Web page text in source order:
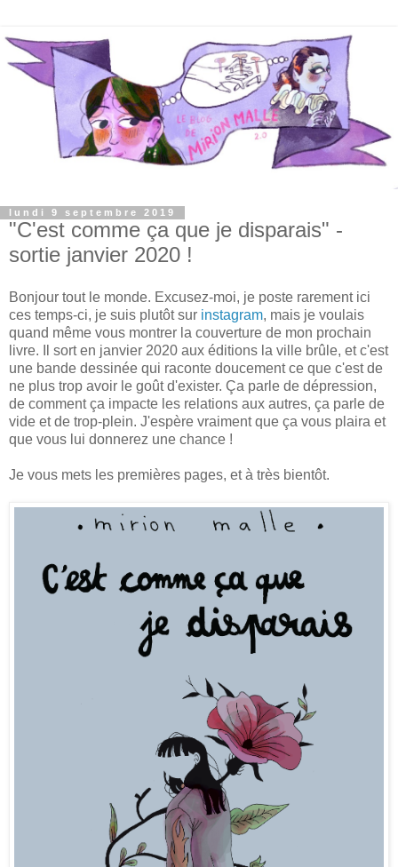
lundi 9 septembre 2019
"C'est comme ça que je disparais" -
sortie janvier 2020 !
Bonjour tout le monde. Excusez-moi, je poste rarement ici
ces temps-ci, je suis plutôt sur instagram, mais je voulais
quand même vous montrer la couverture de mon prochain
livre. Il sort en janvier 2020 aux éditions la ville brûle, et c'est
une bande dessinée qui raconte doucement ce que c'est de
ne plus trop avoir le goût d'exister. Ça parle de dépression,
de comment ça impacte les relations aux autres, ça parle de
vide et de trop-plein. J'espère vraiment que ça vous plaira et
que vous lui donnerez une chance !
Je vous mets les premières pages, et à très bientôt.